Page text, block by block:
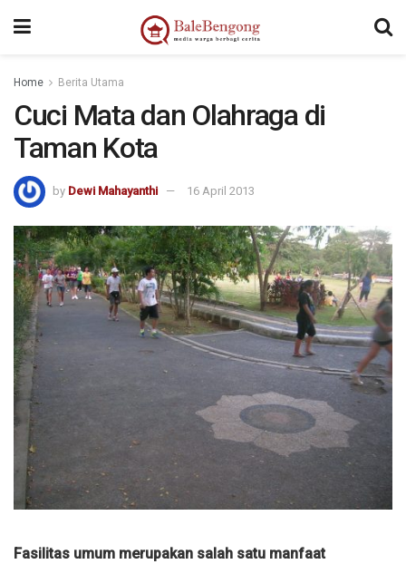
Home Berita Utama
Cuci Mata dan Olahraga di
Taman Kota
by Dewi Mahayanthi 16 April 2013
Fasilitas umum merupakan salah satu manfaat